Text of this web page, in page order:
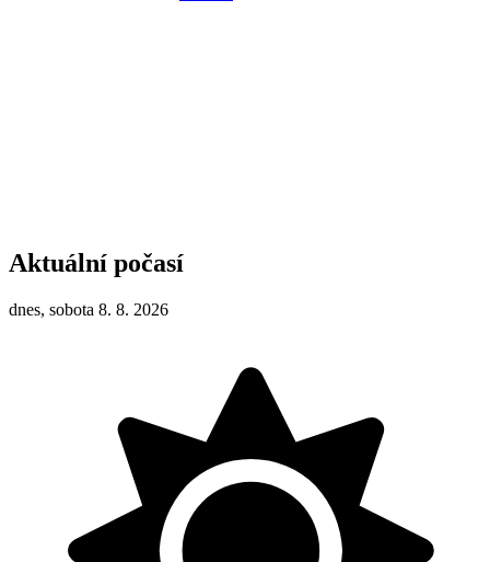
Aktuální počasí
dnes, sobota 8. 8. 2026